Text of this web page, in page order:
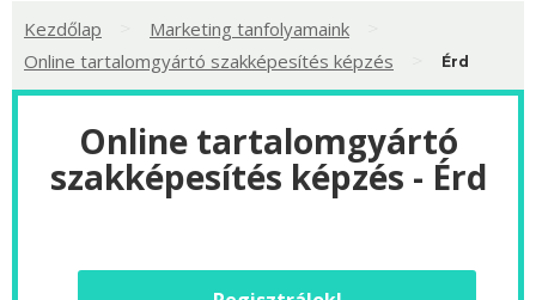
Kezdőlap Marketing tanfolyamaink
Online tartalomgyártó szakképesítés képzés Érd
Online tartalomgyártó
szakképesítés képzés - Érd